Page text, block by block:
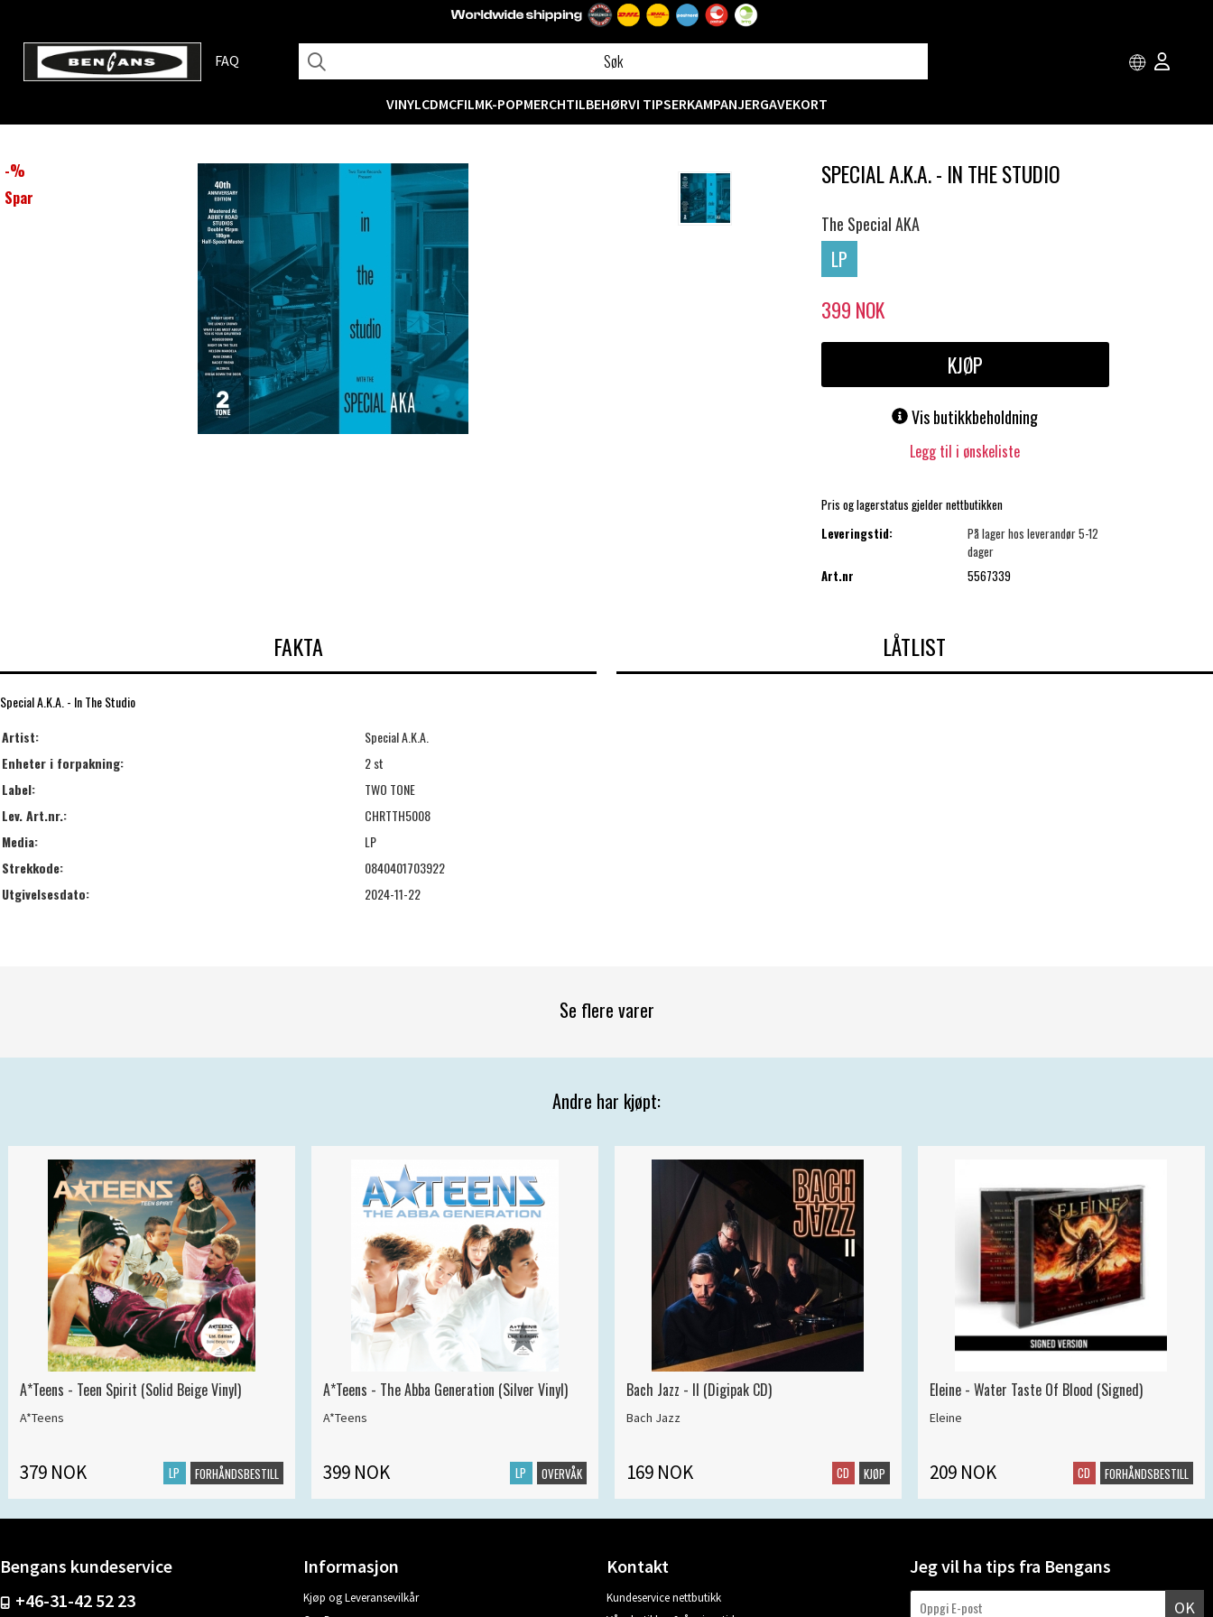
FAQ
VINYLCDMCFILMK-POPMERCHTILBEHØRVI TIPSERKAMPANJERGAVEKORT
-%
Spar
SPECIAL A.K.A. - IN THE STUDIO
The Special AKA
LP
399 NOK
KJØP
Vis butikkbeholdning
Legg til i ønskeliste
Pris og lagerstatus gjelder nettbutikken
Leveringstid:
På lager hos leverandør 5-12
dager
Art.nr
5567339
FAKTA
Special A.K.A. - In The Studio
Artist:
Special A.K.A.
Enheter i forpakning:
2 st
Label:
TWO TONE
Lev. Art.nr.:
CHRTTH5008
Media:
LP
Strekkode:
0840401703922
Utgivelsesdato:
2024-11-22
LÅTLIST
Se flere varer
Andre har kjøpt:
A*Teens - Teen Spirit (Solid Beige Vinyl)
A*Teens
379 NOK LP FORHÅNDSBESTILL
A*Teens - The Abba Generation (Silver Vinyl)
A*Teens
399 NOK LP OVERVÅK
Bach Jazz - II (Digipak CD)
Bach Jazz
169 NOK CD KJØP
Eleine - Water Taste Of Blood (Signed)
Eleine
209 NOK CD FORHÅNDSBESTILL
Bengans kundeservice
+46-31-42 52 23
Informasjon
Kjøp og Leveransevilkår
Kontakt
Kundeservice nettbutikk
Jeg vil ha tips fra Bengans
OK